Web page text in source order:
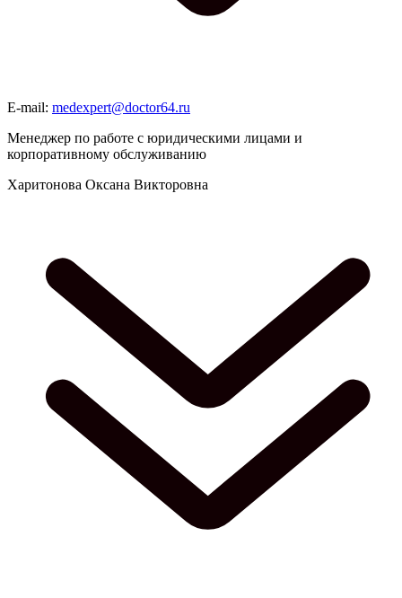
E-mail: medexpert@doctor64.ru
Менеджер по работе с юридическими лицами и
корпоративному обслуживанию
Харитонова Оксана Викторовна